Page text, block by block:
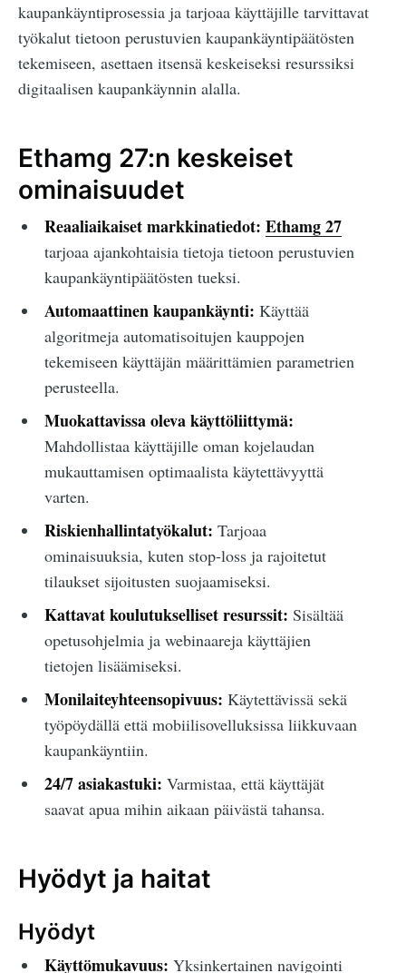
kaupankäyntiprosessia ja tarjoaa käyttäjille tarvittavat
työkalut tietoon perustuvien kaupankäyntipäätösten
tekemiseen, asettaen itsensä keskeiseksi resurssiksi
digitaalisen kaupankäynnin alalla.
Ethamg 27:n keskeiset
ominaisuudet
Reaaliaikaiset markkinatiedot: Ethamg 27
tarjoaa ajankohtaisia tietoja tietoon perustuvien
kaupankäyntipäätösten tueksi.
Automaattinen kaupankäynti: Käyttää
algoritmeja automatisoitujen kauppojen
tekemiseen käyttäjän määrittämien parametrien
perusteella.
Muokattavissa oleva käyttöliittymä:
Mahdollistaa käyttäjille oman kojelaudan
mukauttamisen optimaalista käytettävyyttä
varten.
Riskienhallintatyökalut: Tarjoaa
ominaisuuksia, kuten stop-loss ja rajoitetut
tilaukset sijoitusten suojaamiseksi.
Kattavat koulutukselliset resurssit: Sisältää
opetusohjelmia ja webinaareja käyttäjien
tietojen lisäämiseksi.
Monilaiteyhteensopivuus: Käytettävissä sekä
työpöydällä että mobiilisovelluksissa liikkuvaan
kaupankäyntiin.
24/7 asiakastuki: Varmistaa, että käyttäjät
saavat apua mihin aikaan päivästä tahansa.
Hyödyt ja haitat
Hyödyt
Käyttömukavuus: Yksinkertainen navigointi